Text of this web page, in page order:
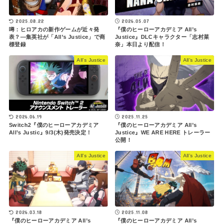
2025.08.22
噂：ヒロアカの新作ゲームが近々発
表？―集英社が「All’s Justice」で商
標登録
2026.05.07
『僕のヒーローアカデミア All’s
Justice』DLCキャラクター「志村菜
奈」本日より配信！
All’s Justice
2026.06.19
Switch2『僕のヒーローアカデミア
All’s Justic』9/3(木)発売決定！
All’s Justice
2025.11.25
『僕のヒーローアカデミア All’s
Justice』WE ARE HERE トレーラー
公開！
All’s Justice
2026.03.18
『僕のヒーローアカデミア All’s
All’s Justice
2025.11.08
『僕のヒーローアカデミア All’s